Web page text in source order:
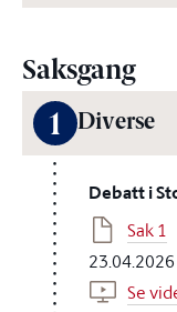
Saksgang
1 Diverse
Debatt i
Sak 1
23.04.2026
Se